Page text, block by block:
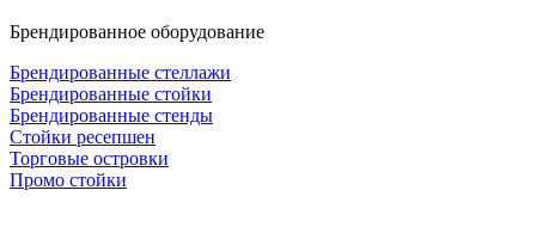
Брендированное оборудование
Брендированные стеллажи
Брендированные стойки
Брендированные стенды
Стойки ресепшен
Торговые островки
Промо стойки